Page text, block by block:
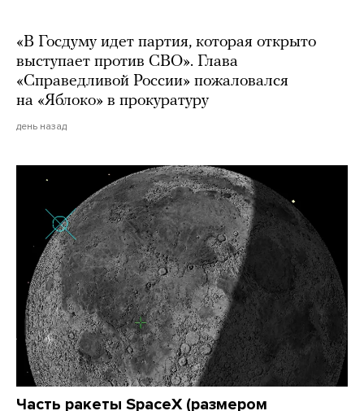
«В Госдуму идет партия, которая открыто
выступает против СВО». Глава
«Справедливой России» пожаловался
на «Яблоко» в прокуратуру
день назад
Часть ракеты SpaceX (размером